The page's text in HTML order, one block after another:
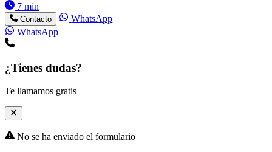
7 min
Contacto
WhatsApp
WhatsApp
¿Tienes dudas?
Te llamamos gratis
No se ha enviado el formulario